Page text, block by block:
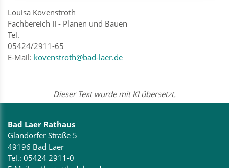
Louisa Kovenstroth
Fachbereich II - Planen und Bauen
Tel.
05424/2911-65
E-Mail: kovenstroth@bad-laer.de
Dieser Text wurde mit KI übersetzt.
Bad Laer Rathaus
Glandorfer Straße 5
49196 Bad Laer
Tel.: 05424 2911-0